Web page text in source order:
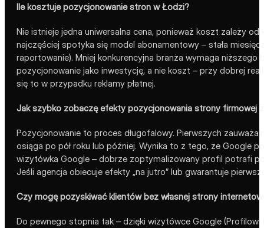
Ile kosztuje pozycjonowanie stron w Łodzi?
Nie istnieje jedna uniwersalna cena, ponieważ koszt zależy
najczęściej spotyka się model abonamentowy – stała
raportowanie). Mniej konkurencyjna branża wymaga
pozycjonowanie jako inwestycję, a nie koszt – przy dobrej
się to w przypadku reklamy płatnej.
Jak szybko zobaczę efekty pozycjonowania strony firmowej
Pozycjonowanie to proces długofalowy. Pierwszych
osiąga po pół roku lub później. Wynika to z tego, że Google
wizytówka Google – dobrze zoptymalizowany profil potrafi
Jeśli agencja obiecuje efekty „na jutro” lub gwarantuje
Czy mogę pozyskiwać klientów bez własnej strony
Do pewnego stopnia tak – dzięki wizytówce Google